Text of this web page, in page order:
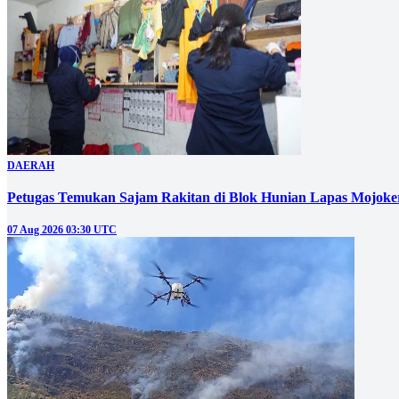
DAERAH
Petugas Temukan Sajam Rakitan di Blok Hunian Lapas
07 Aug 2026 03:30 UTC